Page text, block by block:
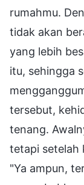
rumahmu.
tidak akan
yang lebih
itu, sehingga
tersebut,
tenang.
tetapi setelah
"Ya ampun,